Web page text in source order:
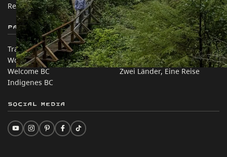
Rechtliches & Richtlinien
简体中文 – China
Partnerseiten
Trade & Invest BC
Work BC
Welcome BC
Indigenes BC
Auf dieser Website
Reisevorschläge
Praktische Tipps
Zwei Länder, Eine Reise
Social Media